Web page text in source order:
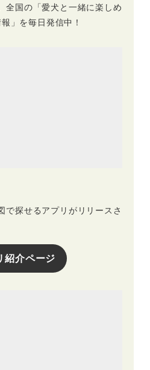
全国の「愛犬と一緒に楽しめ
」を毎日発信中！
で探せるアプリがリリースさ
紹介ページ